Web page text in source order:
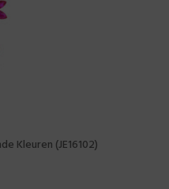
Kleuren (JE16102)